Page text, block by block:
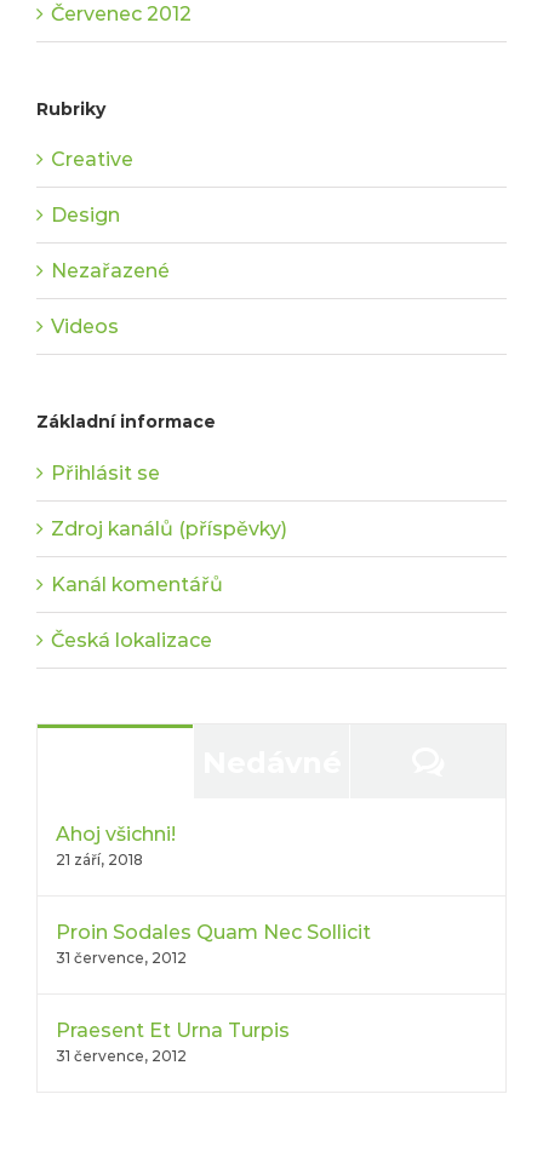
Červenec 2012
Rubriky
Creative
Design
Nezařazené
Videos
Základní informace
Přihlásit se
Zdroj kanálů (příspěvky)
Kanál komentářů
Česká lokalizace
Ahoj všichni!
21 září, 2018
Proin Sodales Quam Nec Sollicit
31 července, 2012
Praesent Et Urna Turpis
31 července, 2012